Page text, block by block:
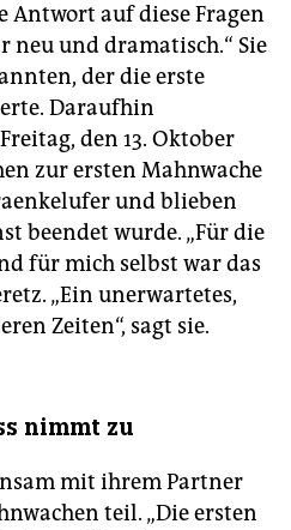
Antwort auf diese Fragen
neu und dramatisch.“ Sie
der die erste
Daraufhin
den 13. Oktober
zur ersten Mahnwache
und blieben
beendet wurde. „Für die
für mich selbst war das
„Ein unerwartetes,
Zeiten“, sagt sie.
nimmt zu
mit ihrem Partner
teil. „Die ersten